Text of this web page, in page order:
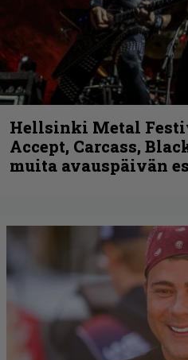
Hellsinki Metal
Accept, Carcass,
muita avauspäivän